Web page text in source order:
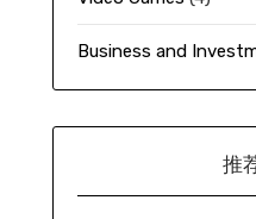
Business and
推